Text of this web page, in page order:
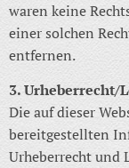
waren keine
einer solchen
entfernen.
3. Urheberrecht/
Die auf dieser
bereitgestellten
Urheberrecht und